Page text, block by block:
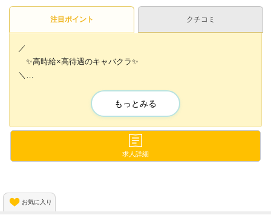
注目ポイント クチコミ
／
✨高時給×高待遇のキャバクラ✨
＼
体験入店時から時給6000円スタート💫
さらに各種高額バックありなので
予想以上に稼げること間違いなし🙌
ほかにも…✨
もっとみる
求人詳細
お気に入り